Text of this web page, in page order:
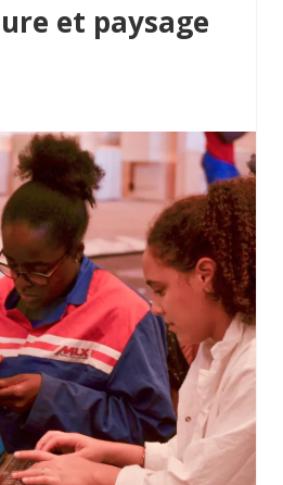
et paysage